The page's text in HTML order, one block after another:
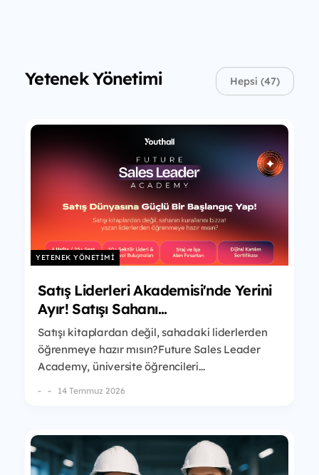
Yetenek Yönetimi Hepsi (47)
YETENEK YÖNETIMI
Satış Liderleri Akademisi'nde Yerini
Ayır! Satışı Sahanı...
Satışı kitaplardan değil, sahadaki liderlerden
öğrenmeye hazır mısın?Future Sales Leader
Academy, üniversite öğrencileri...
- 14 Temmuz 2026